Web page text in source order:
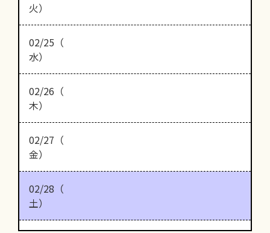
火）
02/25（
水）
02/26（
木）
02/27（
金）
02/28（
土）